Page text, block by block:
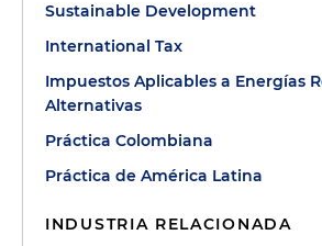
Sustainable Development
International Tax
Impuestos Aplicables a Energías
Alternativas
Práctica Colombiana
Práctica de América Latina
INDUSTRIA RELACIONADA